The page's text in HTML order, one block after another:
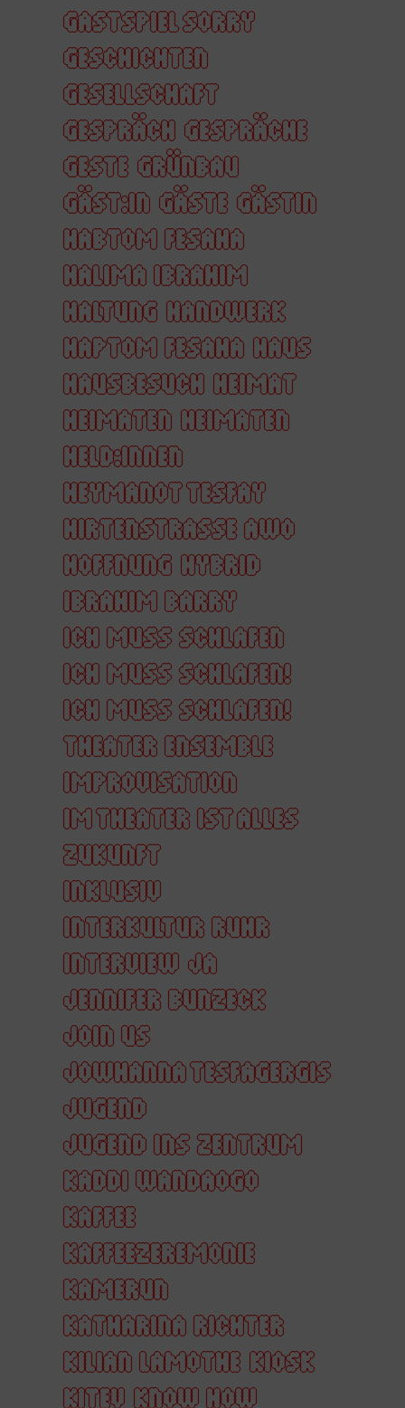
GASTSPIEL SORRY
GESCHICHTEN
GESELLSCHAFT
GESPRÄCH GESPRÄCHE
GESTE GRÜNBAU
GÄST:IN GÄSTE GÄSTIN
HABTOM FESAHA
HALIMA IBRAHIM
HALTUNG HANDWERK
HAPTOM FESAHA HAUS
HAUSBESUCH HEIMAT
HEIMATEN HEIMATEN
HELD:INNEN
HEYMANOT TESFAY
HIRTENSTRASSE AWO
HOFFNUNG HYBRID
IBRAHIM BARRY
ICH MUSS SCHLAFEN
ICH MUSS SCHLAFEN!
ICH MUSS SCHLAFEN!
THEATER ENSEMBLE
IMPROVISATION
IM THEATER IST ALLES
ZUKUNFT
INKLUSIV
INTERKULTUR RUHR
INTERVIEW JA
JENNIFER BUNZECK
JOIN US
JOWHANNA TESFAGERGIS
JUGEND
JUGEND INS ZENTRUM
KADDI WANDAOGO
KAFFEE
KAFFEEZEREMONIE
KAMERUN
KATHARINA RICHTER
KILIAN LAMOTHE KIOSK
KITEV KNOW HOW